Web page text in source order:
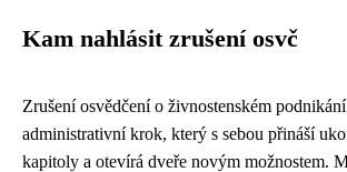
Kam nahlásit zrušení osvč
Zrušení osvědčení o živnostenském
administrativní krok, který s sebou přináší
kapitoly a otevírá dveře novým možnostem.